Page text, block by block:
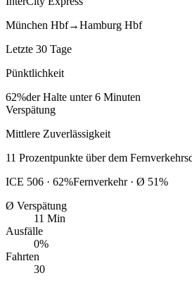
München Hbf→Hamburg Hbf
Letzte 30 Tage
Pünktlichkeit
62%der Halte unter 6 Minuten
Verspätung
Mittlere Zuverlässigkeit
11 Prozentpunkte über dem
ICE 506 · 62%Fernverkehr · Ø 51%
Ø Verspätung
11 Min
Ausfälle
0%
Fahrten
30